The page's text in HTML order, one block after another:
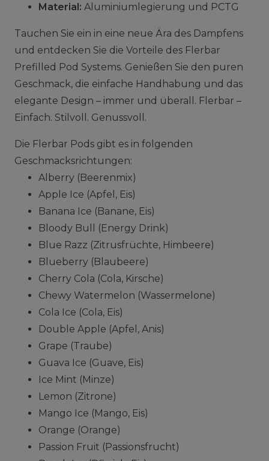
Material: Aluminiumlegierung und PCTG
Tauchen Sie ein in eine neue Ära des Dampfens
und entdecken Sie die Vorteile des Flerbar
Prefilled Pod Systems. Genießen Sie den puren
Geschmack, die einfache Handhabung und das
elegante Design – immer und überall. Flerbar –
Einfach. Stilvoll. Genussvoll.
Die Flerbar Pods gibt es in folgenden
Geschmacksrichtungen:
Alberry (Beerenmix)
Apple Ice (Apfel, Eis)
Banana Ice (Banane, Eis)
Bloody Bull (Energy Drink)
Blue Razz (Zitrusfrüchte, Himbeere)
Blueberry (Blaubeere)
Cherry Cola (Cola, Kirsche)
Chewy Watermelon (Wassermelone)
Cola Ice (Cola, Eis)
Double Apple (Apfel, Anis)
Grape (Traube)
Guava Ice (Guave, Eis)
Ice Mint (Minze)
Lemon (Zitrone)
Mango Ice (Mango, Eis)
Orange (Orange)
Passion Fruit (Passionsfrucht)